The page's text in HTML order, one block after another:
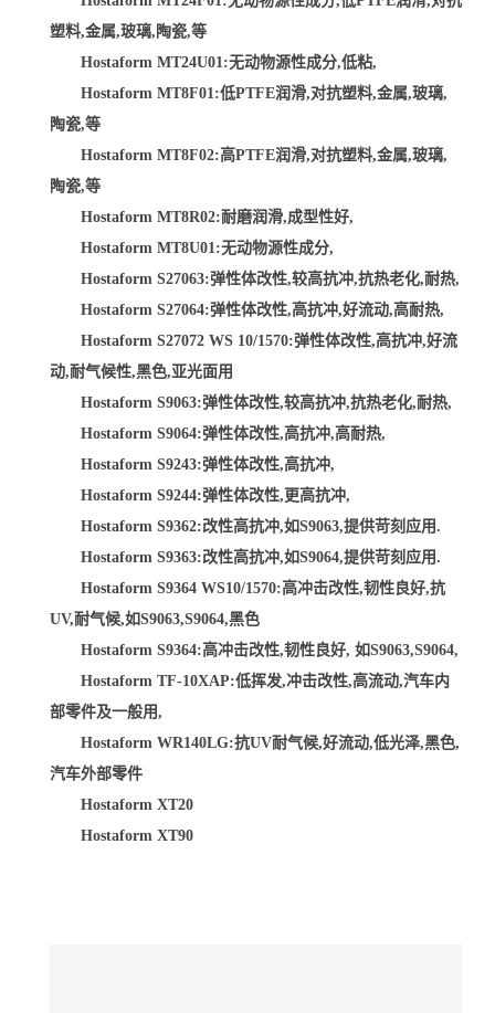
塑料,金属,玻璃,陶瓷,等
Hostaform MT24U01:无动物源性成分,低粘,
Hostaform MT8F01:低PTFE润滑,对抗塑料,金属,玻璃,
陶瓷,等
Hostaform MT8F02:高PTFE润滑,对抗塑料,金属,玻璃,
陶瓷,等
Hostaform MT8R02:耐磨润滑,成型性好,
Hostaform MT8U01:无动物源性成分,
Hostaform S27063:弹性体改性,较高抗冲,抗热老化,耐热,
Hostaform S27064:弹性体改性,高抗冲,好流动,高耐热,
Hostaform S27072 WS 10/1570:弹性体改性,高抗冲,好流
动,耐气候性,黑色,亚光面用
Hostaform S9063:弹性体改性,较高抗冲,抗热老化,耐热,
Hostaform S9064:弹性体改性,高抗冲,高耐热,
Hostaform S9243:弹性体改性,高抗冲,
Hostaform S9244:弹性体改性,更高抗冲,
Hostaform S9362:改性高抗冲,如S9063,提供苛刻应用.
Hostaform S9363:改性高抗冲,如S9064,提供苛刻应用.
Hostaform S9364 WS10/1570:高冲击改性,韧性良好,抗
UV,耐气候,如S9063,S9064,黑色
Hostaform S9364:高冲击改性,韧性良好, 如S9063,S9064,
Hostaform TF-10XAP:低挥发,冲击改性,高流动,汽车内
部零件及一般用,
Hostaform WR140LG:抗UV耐气候,好流动,低光泽,黑色,
汽车外部零件
Hostaform XT20
Hostaform XT90